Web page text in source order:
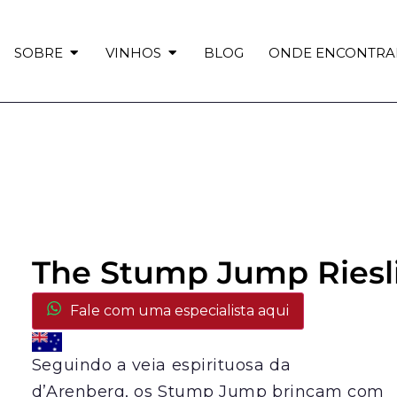
SOBRE VINHOS BLOG ONDE
The Stump Jump
Fale com uma especialista aqui
Seguindo a veia espirituosa da
d’Arenberg, os Stump Jump brincam com